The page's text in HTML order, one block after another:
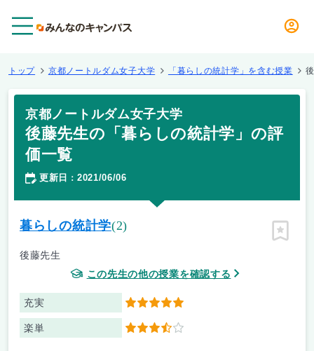
トップ 京都ノートルダム女子大学 「暮らしの統計学」を含む授業
京都ノートルダム女子大学
後藤先生の「暮らしの統計学」の評
価一覧
更新日 ： 2021/06/06
暮らしの統計学(2)
後藤先生
この先生の他の授業を確認する
充実 5
楽単 3.5
ピン留